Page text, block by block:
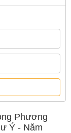
Phương
Ý - Năm